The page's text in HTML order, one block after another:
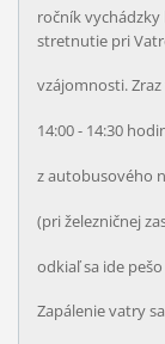
ročník
stretnutie pri
vzájomnosti.
14:00 - 14:30
z autobusového
(pri železničnej
odkiaľ sa ide
Zapálenie vatry